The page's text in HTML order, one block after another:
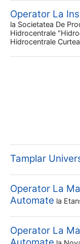
Operator La
la Societatea De
Hidrocentrale
Hidrocentrale
Tamplar
Operator La
Automate la
Operator La